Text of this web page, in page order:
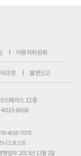
이용자위원회
규정 불편신고
스페이스 12층
4015-8658
4010-7078
니스포스트
행일자: 2013년 12월 2일